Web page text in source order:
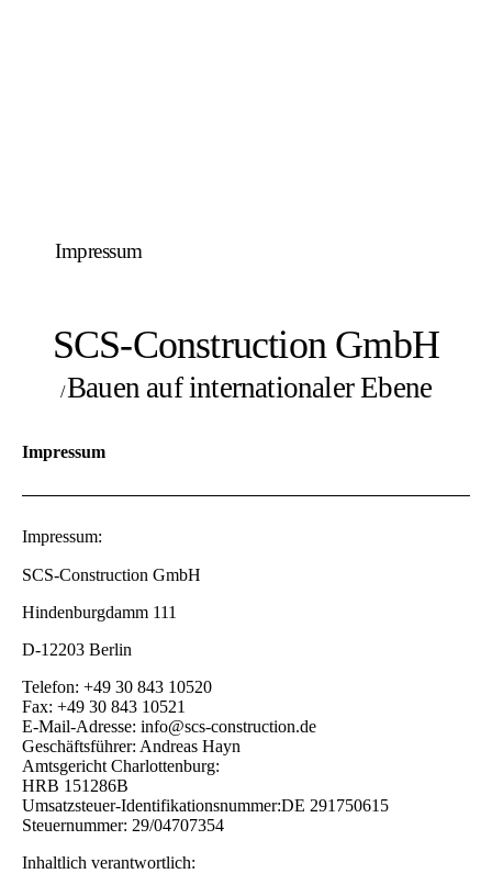
Impressum
SCS-Construction GmbH
/Bauen auf internationaler Ebene
Impressum
Impressum:
SCS-Construction GmbH
Hindenburgdamm 111
D-12203 Berlin
Telefon: +49 30 843 10520
Fax: +49 30 843 10521
E-Mail-Adresse: info@scs-construction.de
Geschäftsführer: Andreas Hayn
Amtsgericht Charlottenburg:
HRB 151286B
Umsatzsteuer-Identifikationsnummer:DE 291750615
Steuernummer: 29/04707354
Inhaltlich verantwortlich: